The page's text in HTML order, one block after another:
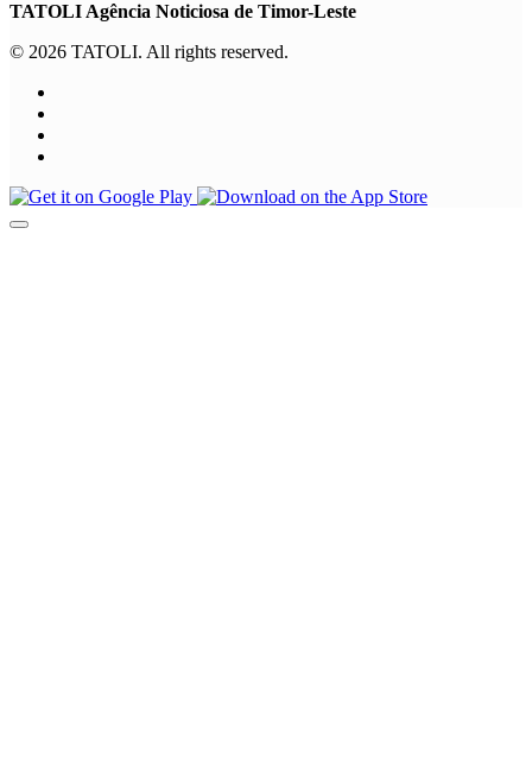
TATOLI Agência Noticiosa de Timor-Leste
© 2026 TATOLI. All rights reserved.